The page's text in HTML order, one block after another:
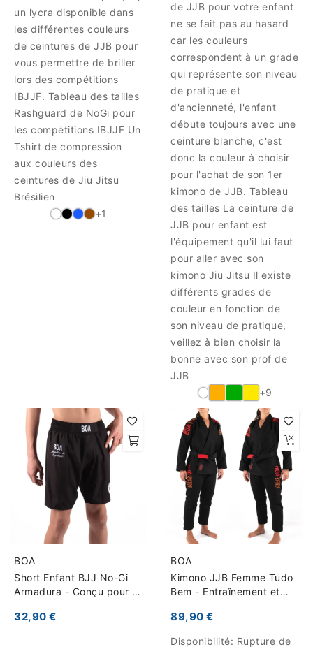
un lycra disponible dans
les différentes couleurs
de ceintures de JJB pour
vous permettre de briller
lors des compétitions
IBJJF. Tableau des tailles
Rashguard de NoGi pour
les compétitions IBJJF Un
Tshirt de compression
aux couleurs des
ceintures de Jiu Jitsu
Brésilien
+1
de JJB pour votre enfant
ne se fait pas au hasard
car les couleurs
correspondent à un grade
qui représente son niveau
de pratique et
d'ancienneté, l'enfant
débute toujours avec une
ceinture blanche, c'est
donc la couleur à choisir
pour l'achat de son 1er
kimono de JJB. Tableau
des tailles La ceinture de
JJB pour enfant est
l'équipement qu'il lui faut
pour aller avec son
kimono Jiu Jitsu Il existe
différents grades de
couleur en fonction de
son niveau de pratique,
veillez à bien choisir la
bonne avec son prof de
JJB
+9
BOA
Short Enfant BJJ No-Gi
Armadura - Conçu pour la
Performance
32,90 €
BOA
Kimono JJB Femme Tudo
Bem - Entraînement et
89,90 €
Disponibilité: Rupture de